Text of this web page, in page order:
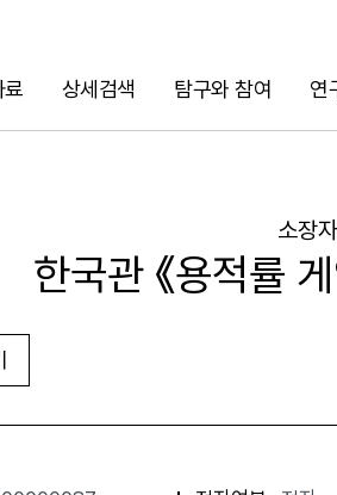
료 상세검색 탐구와 참여 연
검색
소장
한국관 《용적률